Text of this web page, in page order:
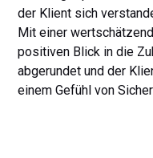
der Klient sich
Mit einer
positiven Blick in die
abgerundet und der
einem Gefühl von